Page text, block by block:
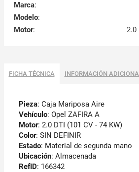
Marca:
Modelo:
Motor: 2.0
FICHA TÉCNICA INFORMACIÓN
Pieza: Caja Mariposa Aire
Vehículo: Opel ZAFIRA A
Motor: 2.0 DTI (101 CV - 74 KW)
Color: SIN DEFINIR
Estado: Material de segunda mano
Ubicación: Almacenada
RefID: 166342